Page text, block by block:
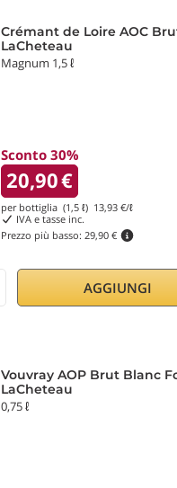
Crémant de Loire AOC
LaCheteau
Magnum 1,5 ℓ
Sconto 30%
20,90€
per bottiglia (1,5 ℓ) 13,93 €/ℓ
IVA e tasse inc.
Prezzo più basso: 29,90 €
AGGIUNGI
Vouvray AOP Brut Blanc
LaCheteau
0,75 ℓ